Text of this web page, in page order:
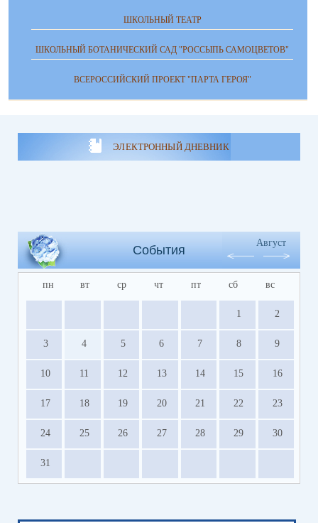
ШКОЛЬНЫЙ ТЕАТР
ШКОЛЬНЫЙ БОТАНИЧЕСКИЙ САД "РОССЫПЬ САМОЦВЕТОВ"
ВСЕРОССИЙСКИЙ ПРОЕКТ "ПАРТА ГЕРОЯ"
ЭЛЕКТРОННЫЙ ДНЕВНИК
События
Август
пн вт ср чт пт сб вс
1 2
3 4 5 6 7 8 9
10 11 12 13 14 15 16
17 18 19 20 21 22 23
24 25 26 27 28 29 30
31